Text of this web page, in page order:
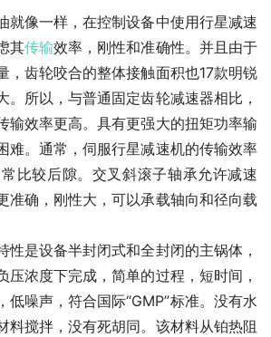
就像一样，在控制设备中使用行星减速
其传输效率，刚性和准确性。并且由于
，齿轮咬合的整体接触面积也17款明锐
。所以，与普通固定齿轮减速器相比，
输效率更高。具有更强大的扭矩功率输
难。通常，伺服行星减速机的传输效率
比较后隙。交叉斜滚子轴承允许减速
准确，刚性大，可以承载轴向和径向载
性是设备半封闭式和全封闭的主锅体，
压浓度下完成，简单的过程，短时间，
低噪声，符合国际“GMP”标准。没有水
料搅拌，没有死胡同。该材料从铂热阻